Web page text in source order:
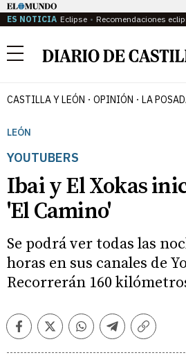
ES NOTICIA Eclipse Recomendaciones
Menú
CASTILLA Y LEÓN OPINIÓN LA
LEÓN
YOUTUBERS
Ibai y El Xokas
'El Camino'
Se podrá ver todas las
horas en sus canales de
Recorrerán 160
FacebookTwitterWhatsappTelegramCopiar